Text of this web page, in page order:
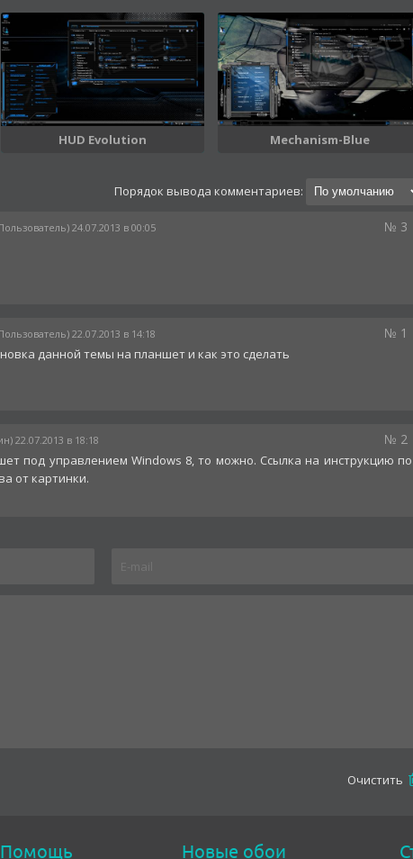
HUD Evolution Mechanism-Blue
Порядок вывода комментариев:
24.07.2013 в 00:05 № 3
22.07.2013 в 14:18 № 1
данной темы на планшет и как это сделать
22.07.2013 в 18:18 № 2
под управлением Windows 8, то можно. Ссылка на инструкцию по
от картинки.
Oчистить
Помощь Новые обои